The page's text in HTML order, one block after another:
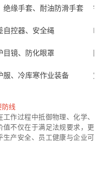
绝缘手套、耐油防滑手套
自控器、安全绳
目镜、防化眼罩
服、冷库寒作业装备
线
作过程中抵御物理、化学、
不仅在于满足法规要求，更
产安全、员工健康与企业可